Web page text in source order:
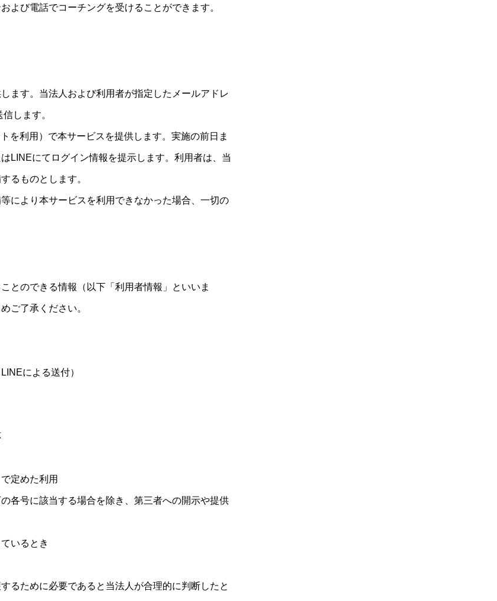
よび電話でコーチングを受けることができます。
ます。当法人および利用者が指定したメールアドレ
します。
を利用）で本サービスを提供します。実施の前日ま
LINEにてログイン情報を提示します。利用者は、当
るものとします。
により本サービスを利用できなかった場合、一切の
とのできる情報（以下「利用者情報」といいま
ご了承ください。
による送付）
定めた利用
各号に該当する場合を除き、第三者への開示や提供
いるとき
るために必要であると当法人が合理的に判断したと